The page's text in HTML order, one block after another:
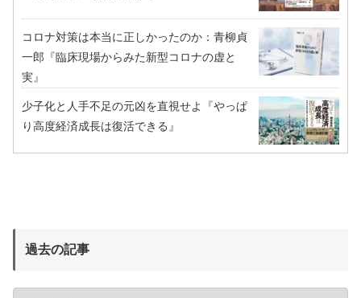
コロナ対策は本当に正しかったのか：青柳貞
一郎『臨床現場からみた新型コロナの虚と
実』
少子化と人手不足の元凶を直視せよ『やっぱ
り高度経済成長は復活できる』
過去の記事